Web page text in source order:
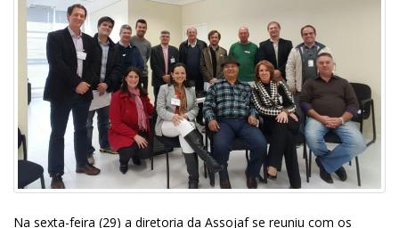
Na sexta-feira (29) a diretoria da Assojaf se reuniu com os